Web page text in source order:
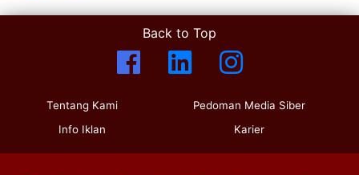
Back to Top
Tentang Kami
Info Iklan
Pedoman Media Siber
Karier